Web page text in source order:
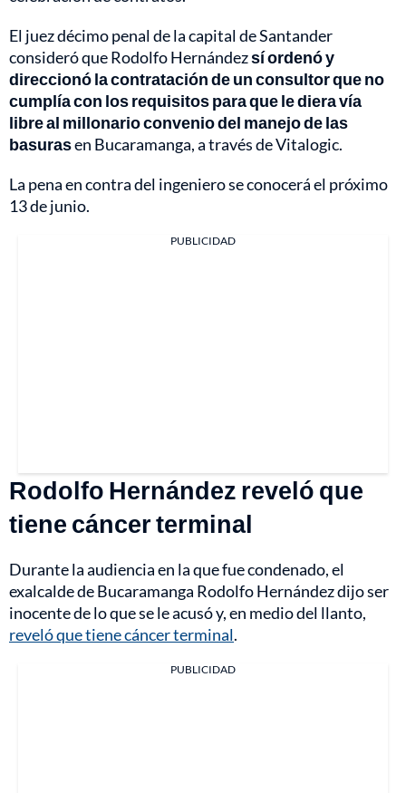
El juez décimo penal de la capital de Santander
consideró que Rodolfo Hernándezsí ordenó y
direccionó la contratación de un consultor que no
cumplía con los requisitos para que le diera vía
libre al millonario convenio del manejo de las
basurasen Bucaramanga, a través de Vitalogic.
La pena en contra del ingeniero se conocerá el próximo
13 de junio.
PUBLICIDAD
Rodolfo Hernández reveló que
tiene cáncer terminal
Durante la audiencia en la que fue condenado, el
exalcalde de Bucaramanga Rodolfo Hernández dijo ser
inocente de lo que se le acusó y, en medio del llanto,
reveló que tiene cáncer terminal.
PUBLICIDAD